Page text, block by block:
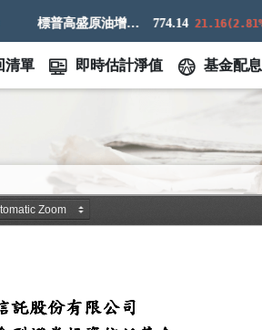
標普高盛原油增強超額回報指數 774.14 21.16(2.81%)
清單 即時估計淨值 基金配息